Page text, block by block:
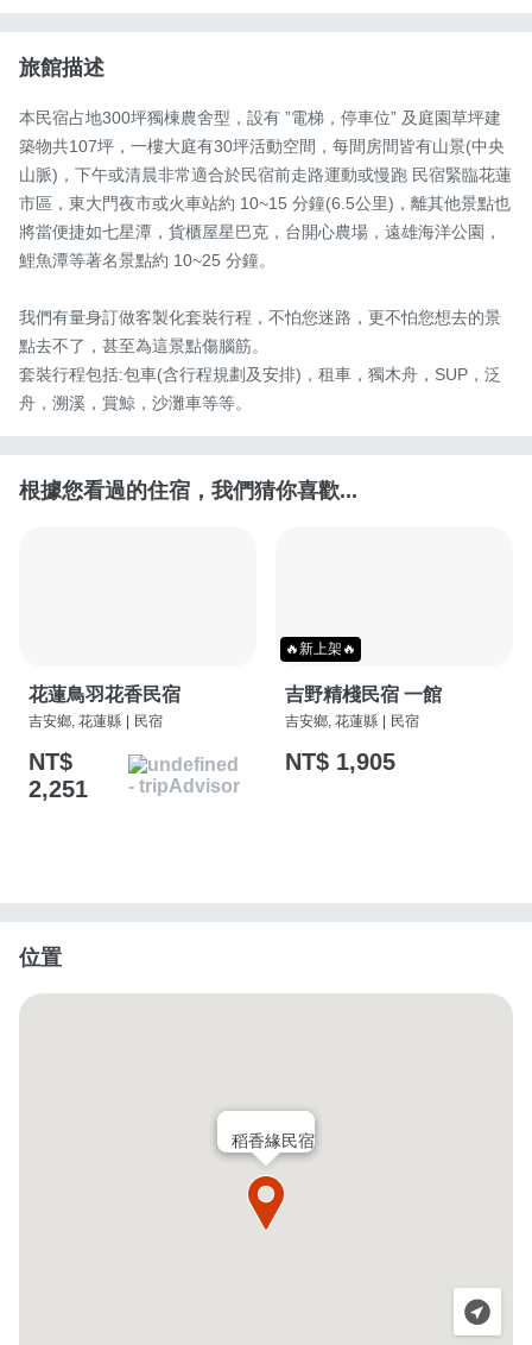
旅館描述
本民宿占地300坪獨棟農舍型，設有 ”電梯，停車位” 及庭園草坪建
築物共107坪，一樓大庭有30坪活動空間，每間房間皆有山景(中央
山脈)，下午或清晨非常適合於民宿前走路運動或慢跑 民宿緊臨花蓮
市區，東大門夜市或火車站約 10~15 分鐘(6.5公里)，離其他景點也
將當便捷如七星潭，貨櫃屋星巴克，台開心農場，遠雄海洋公園，
鯉魚潭等著名景點約 10~25 分鐘。
我們有量身訂做客製化套裝行程，不怕您迷路，更不怕您想去的景
點去不了，甚至為這景點傷腦筋。
套裝行程包括:包車(含行程規劃及安排)，租車，獨木舟，SUP，泛
舟，溯溪，賞鯨，沙灘車等等。
根據您看過的住宿，我們猜你喜歡...
花蓮鳥羽花香民宿
吉安鄉, 花蓮縣 民宿
NT$
2,251
🔥新上架🔥
吉野精棧民宿 一館
吉安鄉, 花蓮縣 民宿
NT$ 1,905
位置
稻香緣民宿